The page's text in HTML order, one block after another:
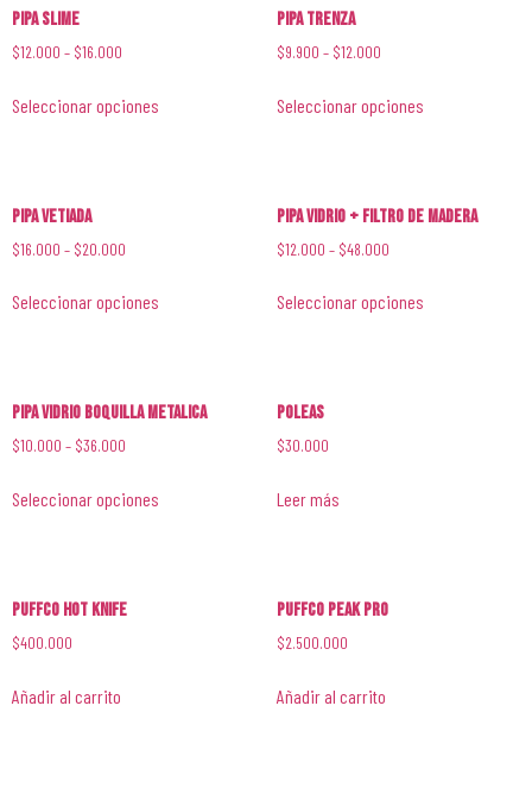
Pipa Slime
$12.000 – $16.000
Seleccionar opciones
Pipa Trenza
$9.900 – $12.000
Seleccionar opciones
Pipa Vetiada
$16.000 – $20.000
Seleccionar opciones
Pipa Vidrio + Filtro de Madera
$12.000 – $48.000
Seleccionar opciones
Pipa Vidrio Boquilla Metalica
$10.000 – $36.000
Seleccionar opciones
Poleas
$30.000
Leer más
PUFFCO HOT KNIFE
$400.000
Añadir al carrito
PUFFCO PEAK PRO
$2.500.000
Añadir al carrito